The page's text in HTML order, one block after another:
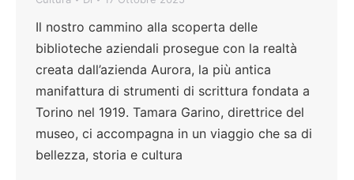
Il nostro cammino alla scoperta delle
biblioteche aziendali prosegue con la realtà
creata dall’azienda Aurora, la più antica
manifattura di strumenti di scrittura fondata a
Torino nel 1919. Tamara Garino, direttrice del
museo, ci accompagna in un viaggio che sa di
bellezza, storia e cultura